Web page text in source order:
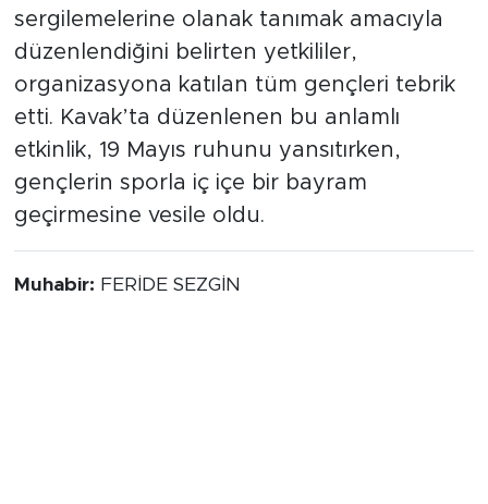
sergilemelerine olanak tanımak amacıyla
düzenlendiğini belirten yetkililer,
organizasyona katılan tüm gençleri tebrik
etti. Kavak’ta düzenlenen bu anlamlı
etkinlik, 19 Mayıs ruhunu yansıtırken,
gençlerin sporla iç içe bir bayram
geçirmesine vesile oldu.
Muhabir: FERİDE SEZGİN